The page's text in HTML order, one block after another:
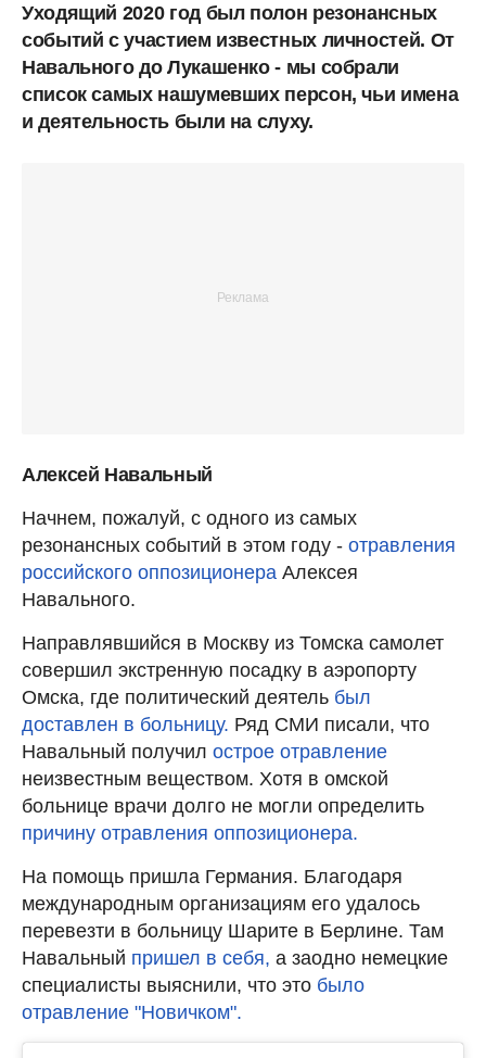
Уходящий 2020 год был полон резонансных
событий с участием известных личностей. От
Навального до Лукашенко - мы собрали
список самых нашумевших персон, чьи имена
и деятельность были на слуху.
Алексей Навальный
Начнем, пожалуй, с одного из самых
резонансных событий в этом году - отравления
российского оппозиционера Алексея
Навального.
Направлявшийся в Москву из Томска самолет
совершил экстренную посадку в аэропорту
Омска, где политический деятель был
доставлен в больницу. Ряд СМИ писали, что
Навальный получил острое отравление
неизвестным веществом. Хотя в омской
больнице врачи долго не могли определить
причину отравления оппозиционера.
На помощь пришла Германия. Благодаря
международным организациям его удалось
перевезти в больницу Шарите в Берлине. Там
Навальный пришел в себя, а заодно немецкие
специалисты выяснили, что это было
отравление "Новичком".